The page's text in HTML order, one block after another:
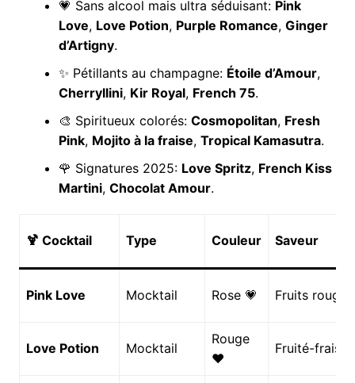
💗 Sans alcool mais ultra séduisant: Pink
Love, Love Potion, Purple Romance, Ginger
d’Artigny.
✨ Pétillants au champagne: Étoile d’Amour,
Cherryllini, Kir Royal, French 75.
🎨 Spiritueux colorés: Cosmopolitan, Fresh
Pink, Mojito à la fraise, Tropical Kamasutra.
🌹 Signatures 2025: Love Spritz, French Kiss
Martini, Chocolat Amour.
🍹 Cocktail Type Couleur Saveur
Pink Love Mocktail Rose 💗 Fruits rouges
Love Potion Mocktail
Rouge
❤️
Fruité-frais